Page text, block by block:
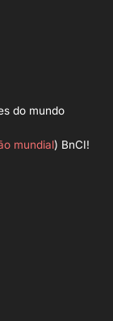
do mundo
mundial) BnCI!